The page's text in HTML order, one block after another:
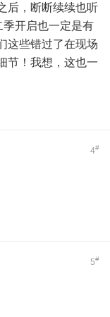
后，断断续续也听
季开启也一定是有
这些错过了在现场
节！我想，这也一
4#
5#